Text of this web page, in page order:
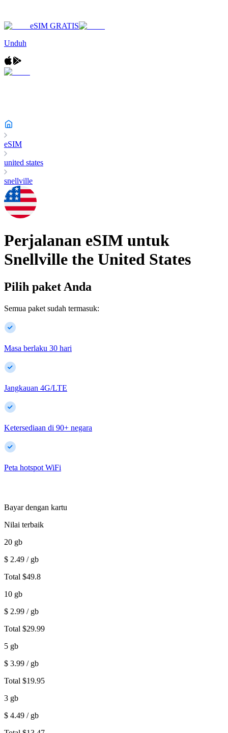
eSIM GRATIS
Unduh
eSIM
united states
snellville
Perjalanan eSIM untuk
Snellville the United States
Pilih paket Anda
Semua paket sudah termasuk:
Masa berlaku 30 hari
Jangkauan 4G/LTE
Ketersediaan di 90+ negara
Peta hotspot WiFi
Bayar dengan kartu
Nilai terbaik
20 gb
$ 2.49 / gb
Total $49.8
10 gb
$ 2.99 / gb
Total $29.99
5 gb
$ 3.99 / gb
Total $19.95
3 gb
$ 4.49 / gb